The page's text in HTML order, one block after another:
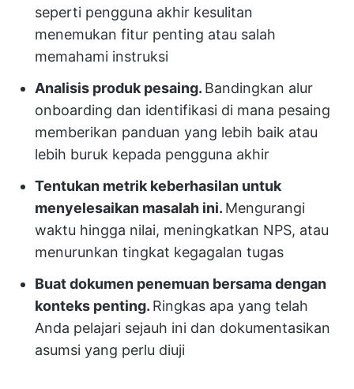
seperti pengguna akhir kesulitan
menemukan fitur penting atau salah
memahami instruksi
Analisis produk pesaing. Bandingkan alur
onboarding dan identifikasi di mana pesaing
memberikan panduan yang lebih baik atau
lebih buruk kepada pengguna akhir
Tentukan metrik keberhasilan untuk
menyelesaikan masalah ini. Mengurangi
waktu hingga nilai, meningkatkan NPS, atau
menurunkan tingkat kegagalan tugas
Buat dokumen penemuan bersama dengan
konteks penting. Ringkas apa yang telah
Anda pelajari sejauh ini dan dokumentasikan
asumsi yang perlu diuji